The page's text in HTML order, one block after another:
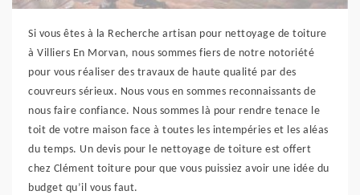
Si vous êtes à la Recherche artisan pour nettoyage de toiture
à Villiers En Morvan, nous sommes fiers de notre notoriété
pour vous réaliser des travaux de haute qualité par des
couvreurs sérieux. Nous vous en sommes reconnaissants de
nous faire confiance. Nous sommes là pour rendre tenace le
toit de votre maison face à toutes les intempéries et les aléas
du temps. Un devis pour le nettoyage de toiture est offert
chez Clément toiture pour que vous puissiez avoir une idée du
budget qu’il vous faut.